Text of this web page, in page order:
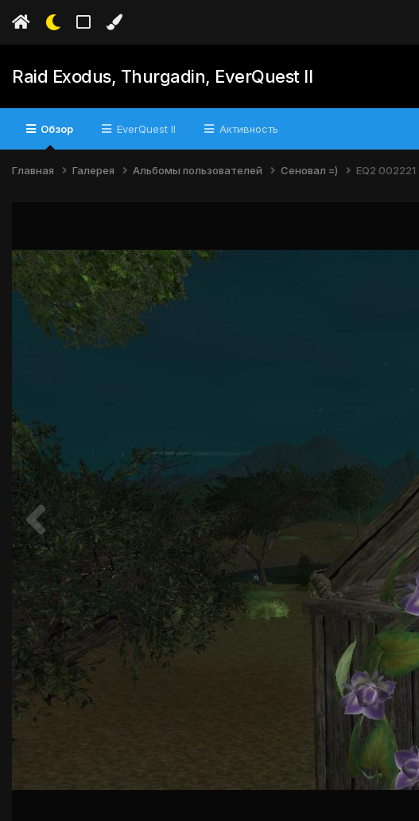
Raid Exodus, Thurgadin, EverQuest II
Обзор EverQuest II Активность
Главная Галерея Альбомы пользователей Сеновал =) EQ2 002221